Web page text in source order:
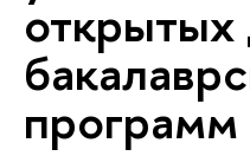
программ